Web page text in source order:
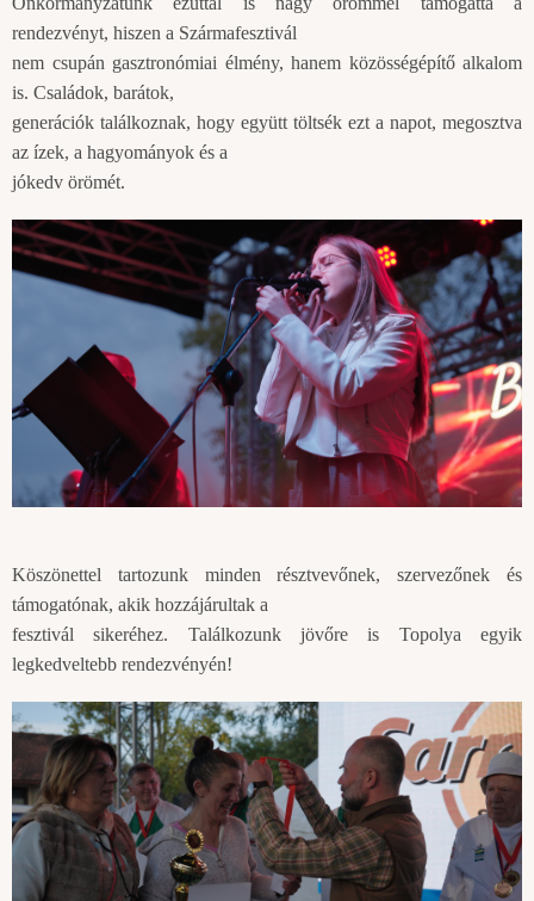
rendezvényt, hiszen a Szármafesztivál
nem csupán gasztronómiai élmény, hanem közösségépítő alkalom
is. Családok, barátok,
generációk találkoznak, hogy együtt töltsék ezt a napot, megosztva
az ízek, a hagyományok és a
jókedv örömét.
Köszönettel tartozunk minden résztvevőnek, szervezőnek és
támogatónak, akik hozzájárultak a
fesztivál sikeréhez. Találkozunk jövőre is Topolya egyik
legkedveltebb rendezvényén!